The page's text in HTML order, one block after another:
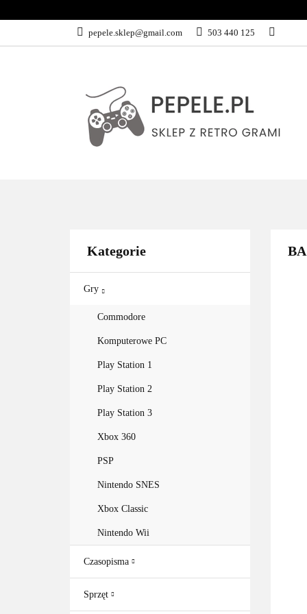
pepele.sklep@gmail.com 503 440 125
GRY
Kategorie
Gry
Commodore
Komputerowe PC
Play Station 1
Play Station 2
Play Station 3
Xbox 360
PSP
Nintendo SNES
Xbox Classic
Nintendo Wii
Czasopisma
Sprzęt